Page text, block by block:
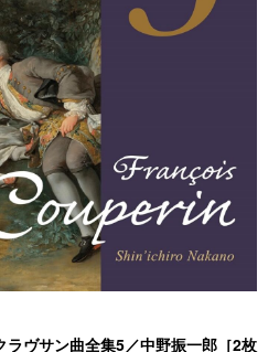
ラヴサン曲全集5／中野振一郎［2枚